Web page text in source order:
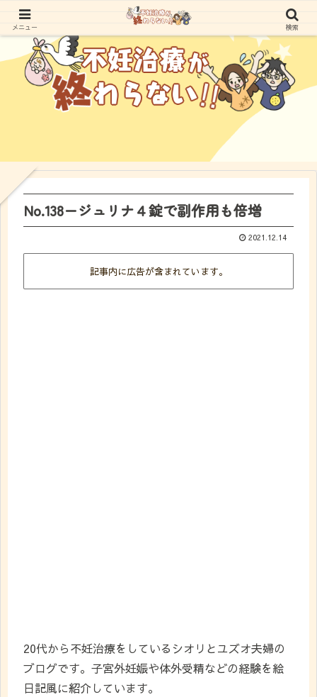
No.138ージュリナ４錠で副作用も倍増
2021.12.14
記事内に広告が含まれています。
20代から不妊治療をしているシオリとユズオ夫婦の
ブログです。子宮外妊娠や体外受精などの経験を絵
日記風に紹介しています。
メニュー 検索